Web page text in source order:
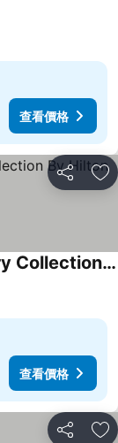
查看價格
分享 放
Hotel Resonance Taipei, Tapestry Collection By Hilton
查看價格
分享 放